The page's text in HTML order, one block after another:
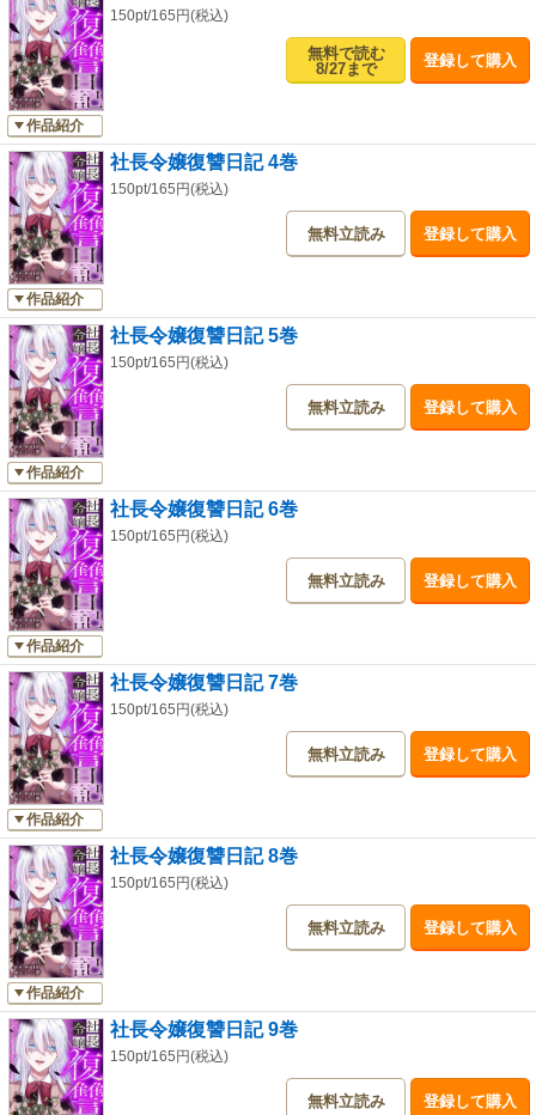
作品紹介
150pt/165円(税込)
無料で読む
8/27まで
登録して購入
作品紹介
社長令嬢復讐日記 4巻
150pt/165円(税込)
無料立読み 登録して購入
作品紹介
社長令嬢復讐日記 5巻
150pt/165円(税込)
無料立読み 登録して購入
作品紹介
社長令嬢復讐日記 6巻
150pt/165円(税込)
無料立読み 登録して購入
作品紹介
社長令嬢復讐日記 7巻
150pt/165円(税込)
無料立読み 登録して購入
作品紹介
社長令嬢復讐日記 8巻
150pt/165円(税込)
無料立読み 登録して購入
社長令嬢復讐日記 9巻
150pt/165円(税込)
無料立読み 登録して購入